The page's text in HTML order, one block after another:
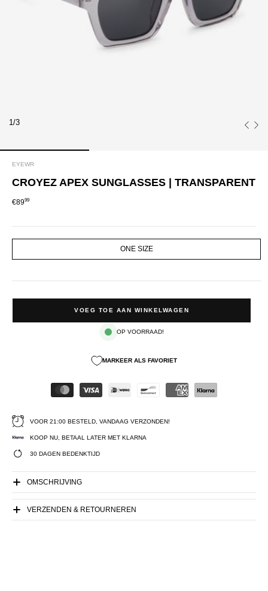
1/3
EYEWR
CROYEZ APEX SUNGLASSES | TRANSPARENT
€8999
SIZE
ONE SIZE
VOEG TOE AAN WINKELWAGEN
OP VOORRAAD!
MARKEER ALS FAVORIET
VOOR 21:00 BESTELD, VANDAAG VERZONDEN!
KOOP NU, BETAAL LATER MET KLARNA
30 DAGEN BEDENKTIJD
OMSCHRIJVING
VERZENDEN & RETOURNEREN